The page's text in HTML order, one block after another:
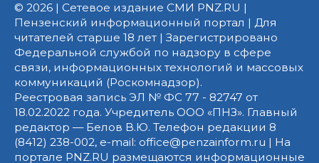
© 2026 | Сетевое издание СМИ PNZ.RU |
Пензенский информационный портал | Для
читателей старше 18 лет | Зарегистрировано
Федеральной службой по надзору в сфере
связи, информационных технологий и массовых
коммуникаций (Роскомнадзор).
Реестровая запись ЭЛ № ФС 77 - 82747 от
18.02.2022 года. Учредитель ООО «ПНЗ». Главный
редактор — Белов В.Ю. Телефон редакции 8
(8412) 238-002, e-mail: office@penzainform.ru | На
портале PNZ.RU размещаются информационные